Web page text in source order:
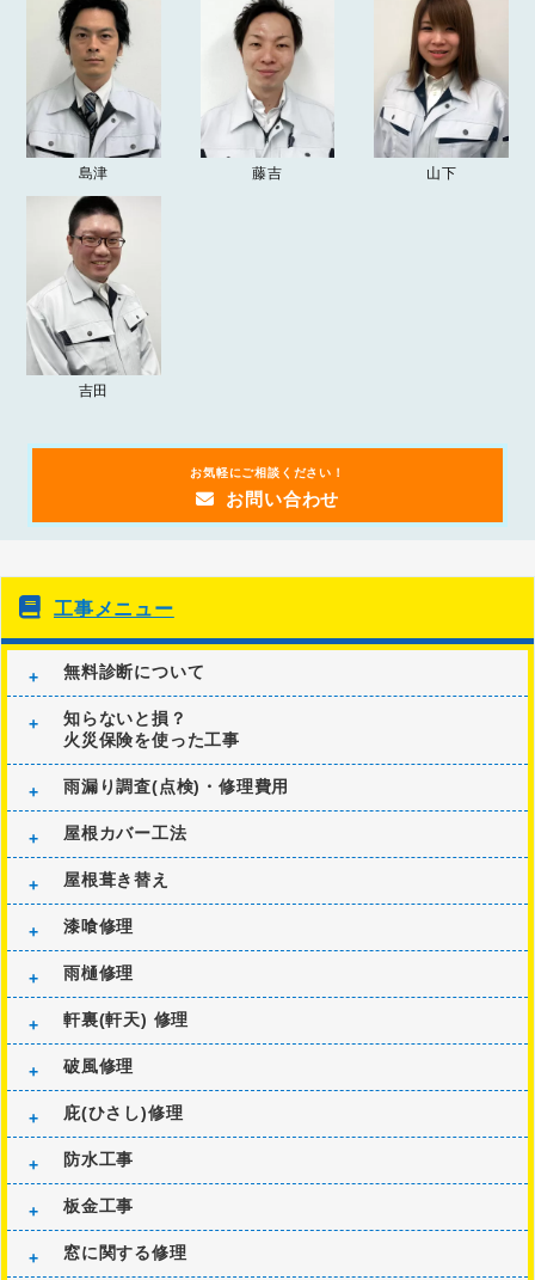
2025.04.26
お知らせ 2025年ゴールデンウィーク休業について
2024.12.26
お知らせ 2024-25年 年末年始の営業について
2024.04.20
お知らせ 2024年ゴールデンウィーク期間の営業について
2023.09.20
お知らせ 「突然の雨漏り！？受け皿を使った雨漏りの応急処置方法
の記事を追加しました。
島津 藤吉 山下
吉田
お気軽にご相談ください！
お問い合わせ
工事メニュー
無料診断について
知らないと損？
火災保険を使った工事
雨漏り調査(点検)・修理費用
屋根カバー工法
屋根葺き替え
漆喰修理
雨樋修理
軒裏(軒天) 修理
破風修理
庇(ひさし)修理
防水工事
板金工事
窓に関する修理